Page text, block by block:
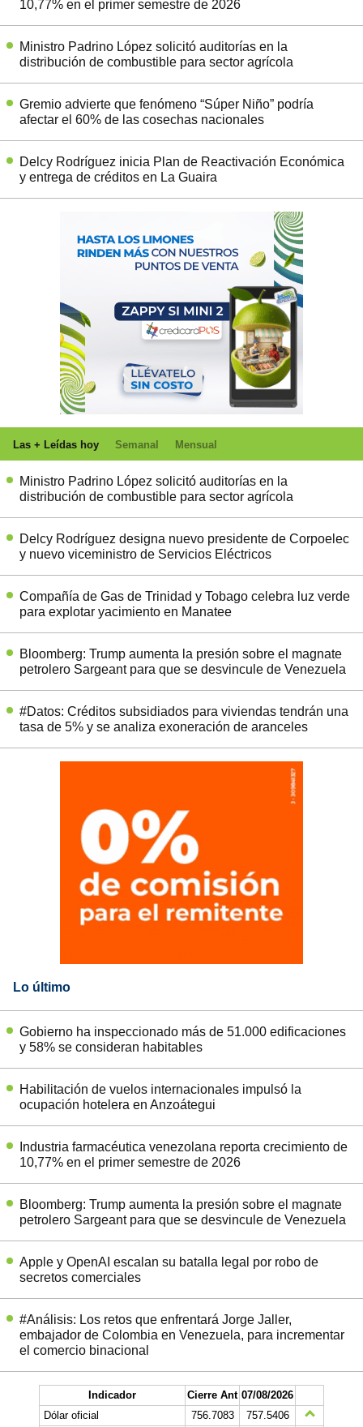
10,77% en el primer semestre de 2026
Ministro Padrino López solicitó auditorías en la
distribución de combustible para sector agrícola
Gremio advierte que fenómeno “Súper Niño” podría
afectar el 60% de las cosechas nacionales
Delcy Rodríguez inicia Plan de Reactivación Económica
y entrega de créditos en La Guaira
Las + Leídas hoy Semanal Mensual
Ministro Padrino López solicitó auditorías en la
distribución de combustible para sector agrícola
Delcy Rodríguez designa nuevo presidente de Corpoelec
y nuevo viceministro de Servicios Eléctricos
Compañía de Gas de Trinidad y Tobago celebra luz verde
para explotar yacimiento en Manatee
Bloomberg: Trump aumenta la presión sobre el magnate
petrolero Sargeant para que se desvincule de Venezuela
#Datos: Créditos subsidiados para viviendas tendrán una
tasa de 5% y se analiza exoneración de aranceles
Lo último
Gobierno ha inspeccionado más de 51.000 edificaciones
y 58% se consideran habitables
Habilitación de vuelos internacionales impulsó la
ocupación hotelera en Anzoátegui
Industria farmacéutica venezolana reporta crecimiento de
10,77% en el primer semestre de 2026
Bloomberg: Trump aumenta la presión sobre el magnate
petrolero Sargeant para que se desvincule de Venezuela
Apple y OpenAI escalan su batalla legal por robo de
secretos comerciales
#Análisis: Los retos que enfrentará Jorge Jaller,
embajador de Colombia en Venezuela, para incrementar
el comercio binacional
Indicador Cierre Ant 07/08/2026
Dólar oficial
756.7083
757.5406